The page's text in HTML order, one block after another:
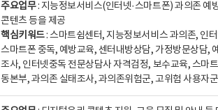
주요업무: 지능정보서비스(인터넷·스마트폰) 과의존 예
콘텐츠 등을 제공
핵심키워드: 스마트쉼센터, 지능정보서비스 과의존, 인
스마트폰 중독, 예방교육, 센터내방상담, 가정방문상담,
조사, 인터넷중독 전문상담사 자격검정, 보수교육, 스마
동본부, 과의존 실태조사, 과의존위험군, 고위험 사용자